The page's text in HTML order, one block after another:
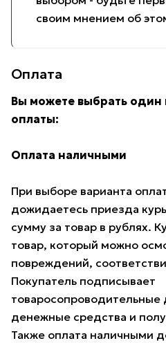
своим мнением об
Оплата
Вы можете выбрать один
оплаты:
Оплата наличными
При выборе варианта
дожидаетесь приезда
сумму за товар в рублях.
товар, который можно
повреждений,
Покупатель подписывает
товаросопроводительные
денежные средства и
Также оплата наличными